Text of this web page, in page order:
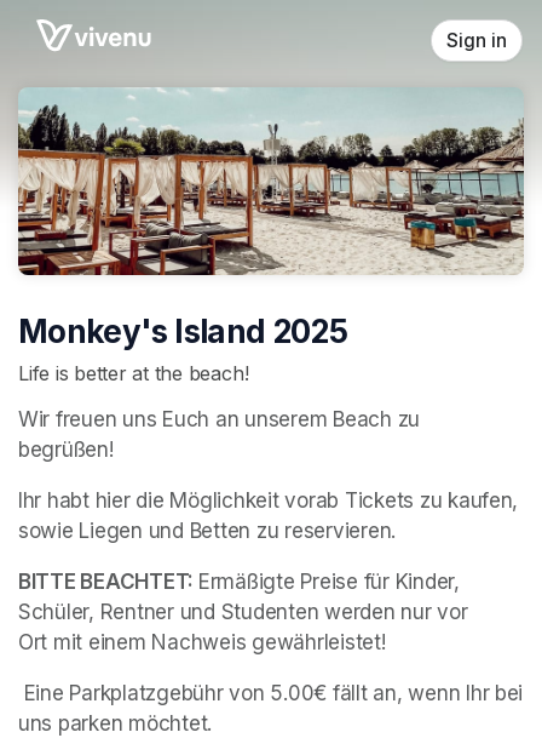
Skip header
Sign in
Monkey's Island 2025
Life is better at the beach!
Wir freuen uns Euch an unserem Beach zu
begrüßen!
Ihr habt hier die Möglichkeit vorab Tickets zu kaufen,
sowie Liegen und Betten zu reservieren.
BITTE BEACHTET: Ermäßigte Preise für Kinder,
Schüler, Rentner und Studenten werden nur vor
Ort mit einem Nachweis gewährleistet!
uns parken möchtet.